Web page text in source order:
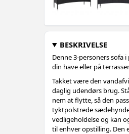
BESKRIVELSE
Denne 3-personers
din have eller på
Takket være den
daglig udendørs brug.
nem at flytte, så den
tyktpolstrede
vedligeholdelse og kan
til enhver opstilling. Den